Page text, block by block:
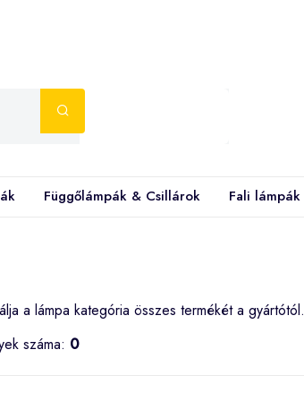
Függőlámpák & Csillárok Fali lámpák
a lámpa kategória összes termékét a gyártótól.
száma: 0